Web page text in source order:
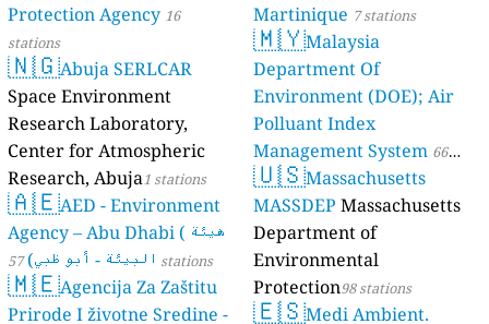
Protection Agency 16
stations
🇳🇬Abuja SERLCAR
Space Environment
Research Laboratory,
Center for Atmospheric
Research, Abuja1 stations
🇦🇪AED - Environment
Agency – Abu Dhabi ( هيئة
البيئة - أبو ظبي) 57 stations
🇲🇪Agencija Za Zaštitu
Prirode I životne Sredine -
Martinique 7 stations
🇲🇾Malaysia
Department Of
Environment (DOE); Air
Polluant Index
Management System 66
stations
🇺🇸Massachusetts
MASSDEP Massachusetts
Department of
Environmental
Protection98 stations
🇪🇸Medi Ambient.